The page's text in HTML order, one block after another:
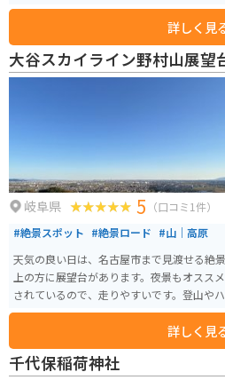
す。
詳しく見
大谷スカイライン野村山展望
岐阜県 5 （口コミ1件）
#絶景スポット #絶景ロード #山｜高原
天気の良い日は、名古屋市まで見渡せる絶
上の方に展望台があります。夜景もオスス
されているので、走りやすいです。登山や
すい山です。
詳しく見
千代保稲荷神社